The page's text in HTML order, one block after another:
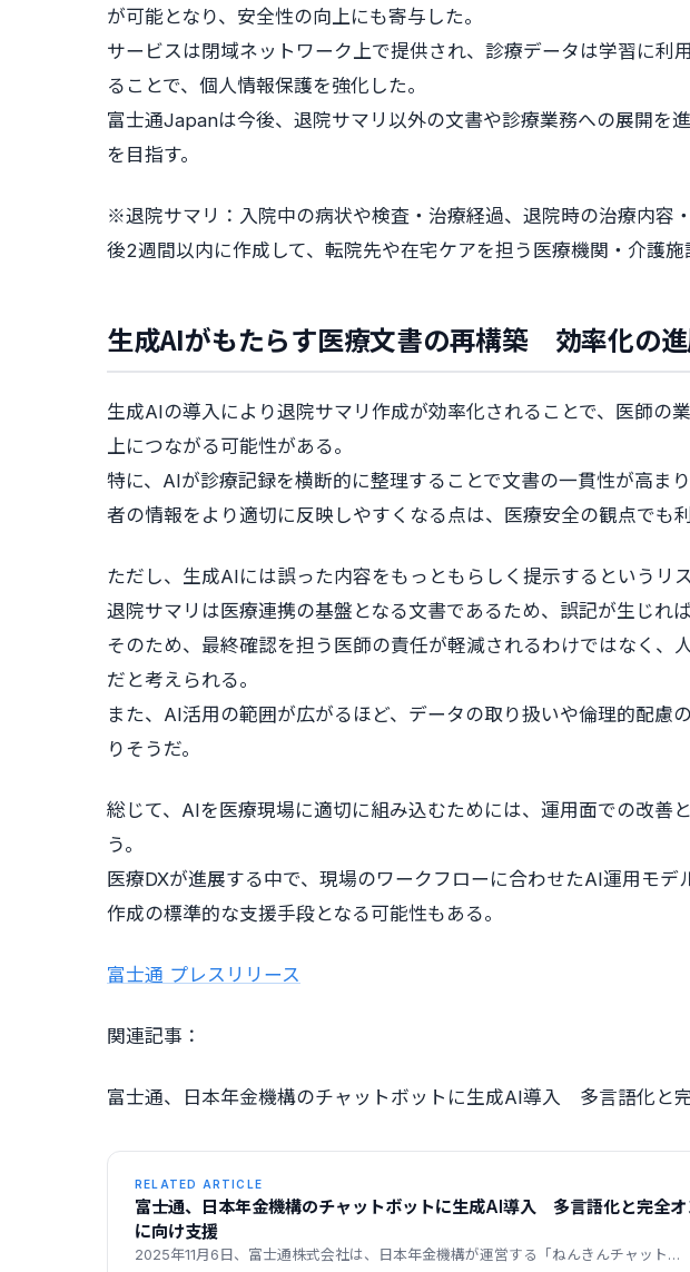
が可能となり、安全性の向上にも寄与した。
サービスは閉域ネットワーク上で提供され、診療データは学習に利
ることで、個人情報保護を強化した。
富士通Japanは今後、退院サマリ以外の文書や診療業務への展開を
を目指す。
※退院サマリ：入院中の病状や検査・治療経過、退院時の治療内容
後2週間以内に作成して、転院先や在宅ケアを担う医療機関・介護施
生成AIがもたらす医療文書の再構築 効率化の
生成AIの導入により退院サマリ作成が効率化されることで、医師の
上につながる可能性がある。
特に、AIが診療記録を横断的に整理することで文書の一貫性が高ま
者の情報をより適切に反映しやすくなる点は、医療安全の観点でも利
ただし、生成AIには誤った内容をもっともらしく提示するというリス
退院サマリは医療連携の基盤となる文書であるため、誤記が生じれ
そのため、最終確認を担う医師の責任が軽減されるわけではなく、
だと考えられる。
また、AI活用の範囲が広がるほど、データの取り扱いや倫理的配慮
りそうだ。
総じて、AIを医療現場に適切に組み込むためには、運用面での改善
う。
医療DXが進展する中で、現場のワークフローに合わせたAI運用モ
作成の標準的な支援手段となる可能性もある。
富士通 プレスリリース
関連記事：
富士通、日本年金機構のチャットボットに生成AI導入 多言語化と
RELATED ARTICLE
富士通、日本年金機構のチャットボットに生成AI導入 多言語化と完全
に向け支援
2025年11月6日、富士通株式会社は、日本年金機構が運営する「ねんきんチャット…